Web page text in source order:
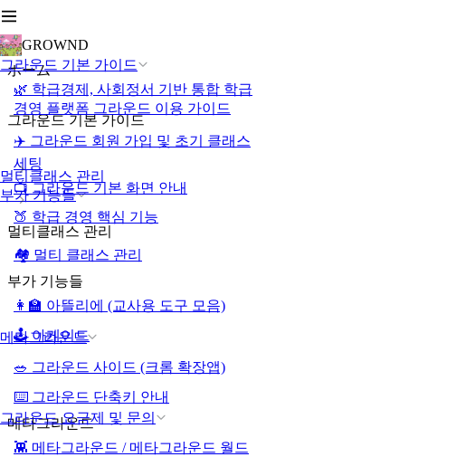
GROWND
그라운드 기본 가이드
멀티클래스 관리
부가 기능들
메타그라운드
그라운드 요금제 및 문의
ホーム
🌿 학급경제, 사회정서 기반 통합 학급
경영 플랫폼 그라운드 이용 가이드
그라운드 기본 가이드
✈️ 그라운드 회원 가입 및 초기 클래스
세팅
📺 그라운드 기본 화면 안내
🍑 학급 경영 핵심 기능
멀티클래스 관리
🏘️ 멀티 클래스 관리
부가 기능들
👩‍🏫 아뜰리에 (교사용 도구 모음)
🕹️ 아케이드
🥗 그라운드 사이드 (크롬 확장앱)
⌨️ 그라운드 단축키 안내
메타그라운드
👾 메타그라운드 / 메타그라운드 월드